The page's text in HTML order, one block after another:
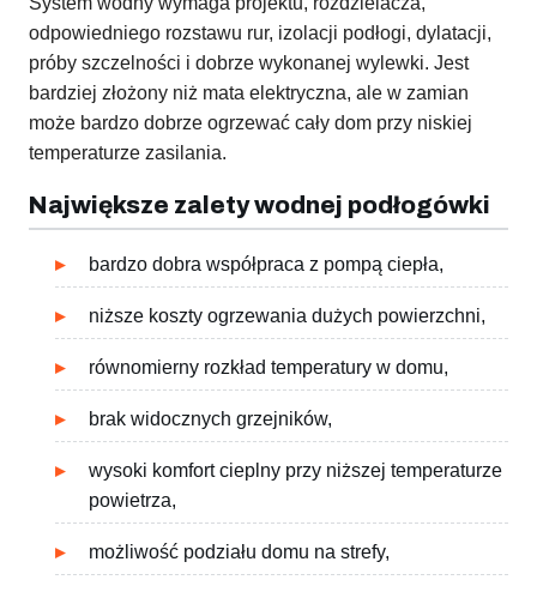
odpowiedniego rozstawu rur, izolacji podłogi, dylatacji,
próby szczelności i dobrze wykonanej wylewki. Jest
bardziej złożony niż mata elektryczna, ale w zamian
może bardzo dobrze ogrzewać cały dom przy niskiej
temperaturze zasilania.
Największe zalety wodnej podłogówki
bardzo dobra współpraca z pompą ciepła,
niższe koszty ogrzewania dużych powierzchni,
równomierny rozkład temperatury w domu,
brak widocznych grzejników,
wysoki komfort cieplny przy niższej temperaturze
powietrza,
możliwość podziału domu na strefy,